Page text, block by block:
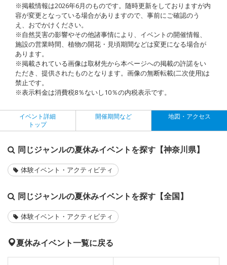
※掲載情報は2026年6月のものです。随時更新をしておりますが内
容が変更となっている場合がありますので、事前にご確認のう
え、おでかけください。
※自然災害の影響やその他諸事情により、イベントの開催情報、
施設の営業時間、植物の開花・見頃期間などは変更になる場合が
あります。
※掲載されている画像は取材先から本ページへの掲載の許諾をい
ただき、提供されたものとなります。画像の無断転載(二次使用)は
禁止です。
※表示料金は消費税8％ないし10％の内税表示です。
イベント詳細
トップ
開催期間など 地図・アクセス
同じジャンルの夏休みイベントを探す【神奈川県】
体験イベント・アクティビティ
同じジャンルの夏休みイベントを探す【全国】
体験イベント・アクティビティ
夏休みイベント一覧に戻る